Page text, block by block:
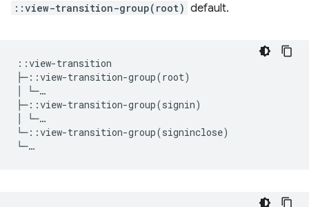
::view-transition-group(root) default.
::view-transition
├─::view-transition-group(root)
│ └─…
├─::view-transition-group(signin)
│ └─…
└─::view-transition-group(signinclose)